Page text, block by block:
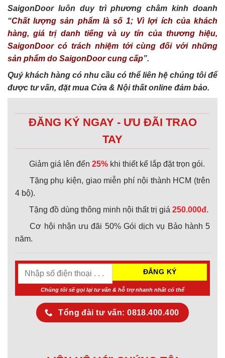
SaigonDoor luôn duy trì phương châm kinh doanh
“Chất lượng sản phẩm là số 1; Vì lợi ích của khách
hàng, giá trị danh tiếng và uy tín của thương hiệu,
SaigonDoor có trách nhiệm tới cùng đối với những
sản phẩm do SaigonDoor cung cấp”.
Quý khách hàng có nhu cầu có thể liên hệ chúng tôi để
được tư vấn, đặt mua Cửa & Nội thất online đảm bảo.
ĐĂNG KÝ NGAY - ƯU ĐÃI TRAO
TAY
Giảm giá lên đến 25% khi thiết kế lắp đặt trọn gói.
Tặng phụ kiện, giao miễn phí nội thành HCM (trên
4 bộ).
Tặng đồ dùng thông minh nội thất trị giá 250.000đ.
Cơ hội nhận ưu đãi 50% Gói dịch vụ Bảo hành 5
năm.
Chúng tôi sẽ gọi lại tư vấn & hỗ trợ nhanh nhất có thể
Tổng đài tư vấn: 0818.400.400